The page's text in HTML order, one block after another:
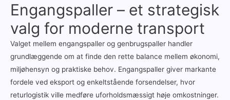
Engangspaller – et strategisk
valg for moderne transport
Valget mellem engangspaller og genbrugspaller handler
grundlæggende om at finde den rette balance mellem økonomi,
miljøhensyn og praktiske behov. Engangspaller giver markante
fordele ved eksport og enkeltstående forsendelser, hvor
returlogistik ville medføre uforholdsmæssigt høje omkostninger.